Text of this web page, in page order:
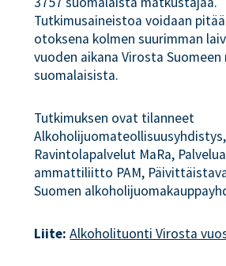
Tutkimusaineistoa voidaan
otoksena kolmen suurimman
vuoden aikana Virosta
suomalaisista.
Tutkimuksen ovat tilanneet
Ravintolapalvelut MaRa,
ammattiliitto PAM,
Suomen
Liite: Alkoholituonti Virosta